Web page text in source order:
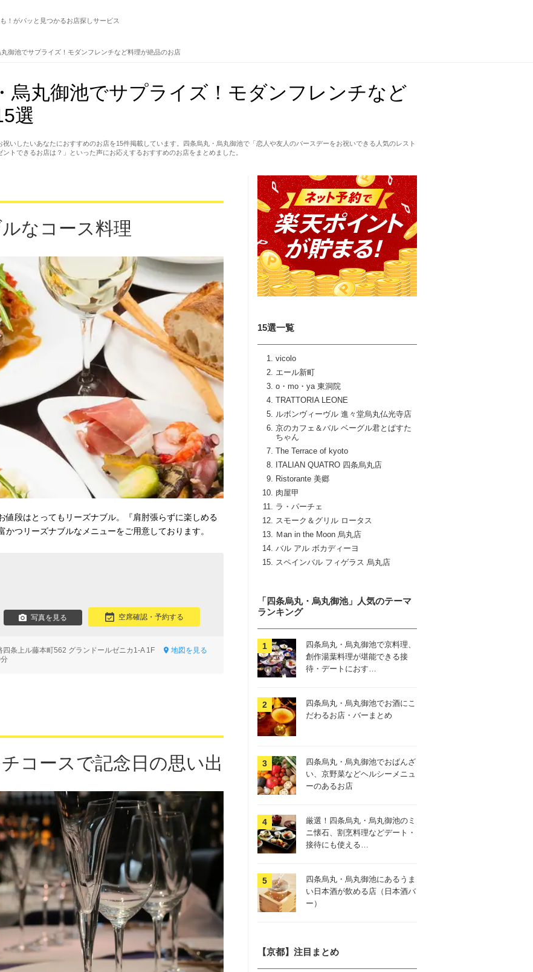
！がパッと見つかるお店探しサービス
御池でサプライズ！モダンフレンチなど料理が絶品のお店
烏丸御池でサプライズ！モダンフレンチなど
選
いしたいあなたにおすすめのお店を15件掲載しています。四条烏丸・烏丸御池で「恋人や友人のバースデーをお祝いできる人気のレスト
トできるお店は？」といった声にお応えするおすすめのお店をまとめました。
15選一覧
vicolo
エール新町
o・mo・ya 東洞院
TRATTORIA LEONE
ルボンヴィーヴル 進々堂烏丸仏光寺店
京のカフェ＆バル ベーグル君とぱすた
ちゃん
The Terrace of kyoto
ITALIAN QUATRO 四条烏丸店
Ristorante 美郷
肉屋甲
ラ・パーチェ
スモーク＆グリル ロータス
Ｍan in the Moon 烏丸店
バル アル ボカディーヨ
スペインバル フィゲラス 烏丸店
なコース料理
値段はとってもリーズナブル。『肩肘張らずに楽しめる
つリーズナブルなメニューをご用意しております。
写真を見る 空席確認・予約する
四条上ル藤本町562 グランドールゼニカ1-A 1F
地図を見る
コースで記念日の思い出
「四条烏丸・烏丸御池」人気のテーマ
ランキング
四条烏丸・烏丸御池で京料理、
創作湯葉料理が堪能できる接
待・デートにおす…
四条烏丸・烏丸御池でお酒にこ
だわるお店・バーまとめ
四条烏丸・烏丸御池でおばんざ
い、京野菜などヘルシーメニュ
ーのあるお店
厳選！四条烏丸・烏丸御池のミ
ニ懐石、割烹料理などデート・
接待にも使える…
四条烏丸・烏丸御池にあるうま
い日本酒が飲める店（日本酒バ
ー）
【京都】注目まとめ